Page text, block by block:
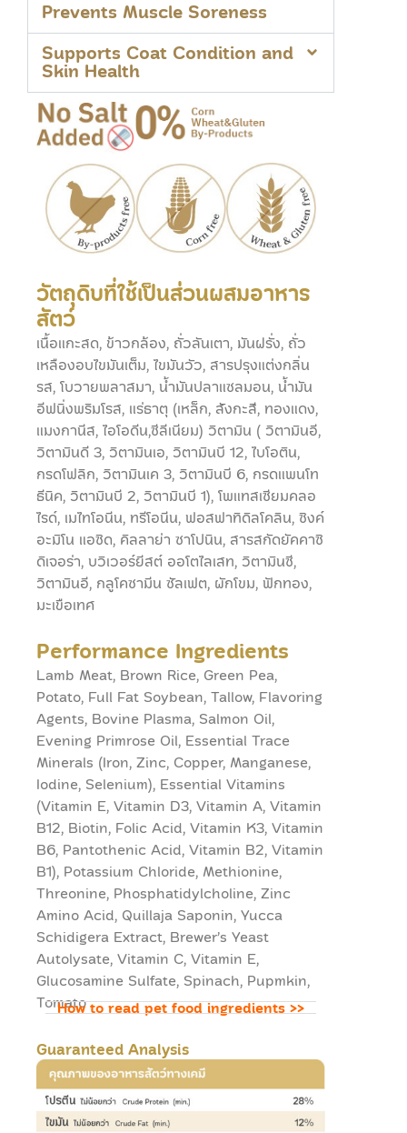
Prevents Muscle Soreness
Supports Coat Condition and
Skin Health
วัตถุดิบที่ใช้เป็นส่วนผสมอาหาร
สัตว์
เนื้อแกะสด, ข้าวกล้อง, ถั่วลันเตา, มันฝรั่ง, ถั่ว
เหลืองอบไขมันเต็ม, ไขมันวัว, สารปรุงแต่งกลิ่น
รส, โบวายพลาสมา, น้ำมันปลาแซลมอน, น้ำมัน
อีฟนิ่งพริมโรส, แร่ธาตุ (เหล็ก, สังกะสี, ทองแดง,
แมงกานีส, ไอโอดีน,ซีลีเนียม) วิตามิน ( วิตามินอี,
วิตามินดี 3, วิตามินเอ, วิตามินบี 12, ไบโอติน,
กรดโฟลิก, วิตามินเค 3, วิตามินบี 6, กรดแพนโท
ธีนิค, วิตามินบี 2, วิตามินบี 1), โพแทสเซียมคลอ
ไรด์, เมไทโอนีน, ทรีโอนีน, ฟอสฟาทิดิลโคลิน, ซิงค์
อะมิโน แอซิด, คิลลาย่า ซาโปนิน, สารสกัดยัคคาซิ
ดิเจอร่า, บวิเวอร์ยีสต์ ออโตไลเสท, วิตามินซี,
วิตามินอี, กลูโคซามีน ซัลเฟต, ผักโขม, ฟักทอง,
มะเขือเทศ
Performance Ingredients
Lamb Meat, Brown Rice, Green Pea,
Potato, Full Fat Soybean, Tallow, Flavoring
Agents, Bovine Plasma, Salmon Oil,
Evening Primrose Oil, Essential Trace
Minerals (Iron, Zinc, Copper, Manganese,
Iodine, Selenium), Essential Vitamins
(Vitamin E, Vitamin D3, Vitamin A, Vitamin
B12, Biotin, Folic Acid, Vitamin K3, Vitamin
B6, Pantothenic Acid, Vitamin B2, Vitamin
B1), Potassium Chloride, Methionine,
Threonine, Phosphatidylcholine, Zinc
Amino Acid, Quillaja Saponin, Yucca
Schidigera Extract, Brewer’s Yeast
Autolysate, Vitamin C, Vitamin E,
Glucosamine Sulfate, Spinach, Pupmkin,
Tomato
How to read pet food ingredients >>
Guaranteed Analysis